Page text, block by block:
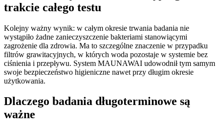
trakcie całego testu
Kolejny ważny wynik: w całym okresie trwania badania nie
wystąpiło żadne zanieczyszczenie bakteriami stanowiącymi
zagrożenie dla zdrowia. Ma to szczególne znaczenie w przypadku
filtrów grawitacyjnych, w których woda pozostaje w systemie bez
ciśnienia i przepływu. System MAUNAWAI udowodnił tym samym
swoje bezpieczeństwo higieniczne nawet przy długim okresie
użytkowania.
Dlaczego badania długoterminowe są
ważne